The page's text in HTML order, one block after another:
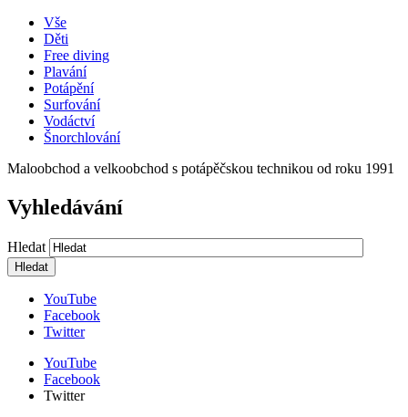
Vše
Děti
Free diving
Plavání
Potápění
Surfování
Vodáctví
Šnorchlování
Maloobchod a velkoobchod s potápěčskou technikou od roku 1991
Vyhledávání
Hledat
YouTube
Facebook
Twitter
YouTube
Facebook
Twitter